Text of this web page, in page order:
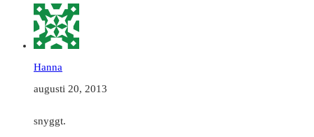
Hanna
augusti 20, 2013
snyggt.